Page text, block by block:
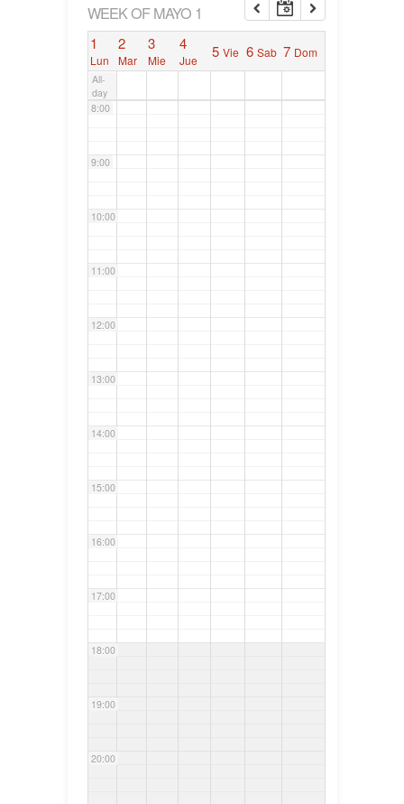
WEEK OF MAYO 1
1
Lun
2
Mar
3
Mie
4
Jue 5 Vie 6 Sab 7 Dom
All-
day
7:00
8:00
9:00
10:00
11:00
12:00
13:00
14:00
15:00
16:00
17:00
18:00
19:00
20:00